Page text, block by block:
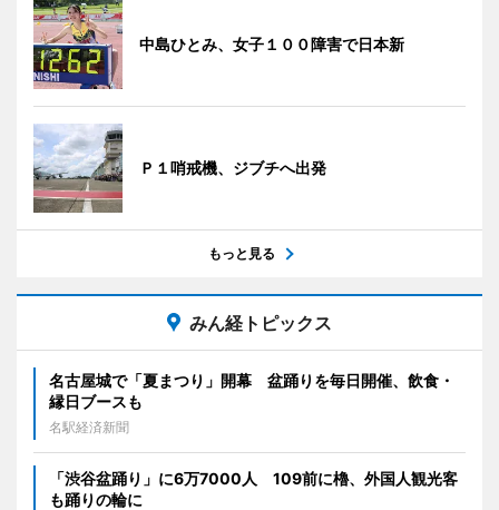
中島ひとみ、女子１００障害で日本新
Ｐ１哨戒機、ジブチへ出発
もっと見る
みん経トピックス
名古屋城で「夏まつり」開幕 盆踊りを毎日開催、飲食・
縁日ブースも
名駅経済新聞
「渋谷盆踊り」に6万7000人 109前に櫓、外国人観光客
も踊りの輪に